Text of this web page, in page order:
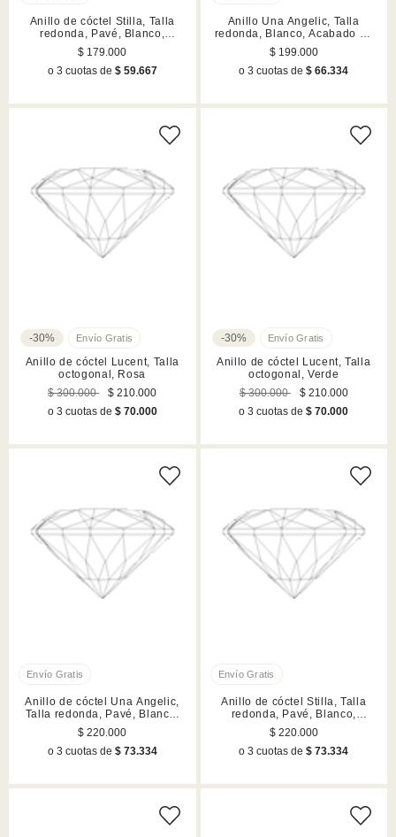
Anillo de cóctel Stilla, Talla
redonda, Pavé, Blanco,
Acabado en tono oro
$ 179.000
o 3 cuotas de $ 59.667
Anillo Una Angelic, Talla
redonda, Blanco, Acabado en
rodio
$ 199.000
o 3 cuotas de$ 66.334
-30%
Anillo de cóctel Lucent, Talla
octogonal, Rosa
$ 300.000
$ 210.000
o 3 cuotas de $ 70.000
-30%
Anillo de cóctel Lucent, Talla
octogonal, Verde
$ 300.000
$ 210.000
o 3 cuotas de$ 70.000
Anillo de cóctel Una Angelic,
Talla redonda, Pavé, Blanco,
Acabado en tono oro rosa
$ 220.000
o 3 cuotas de $ 73.334
Anillo de cóctel Stilla, Talla
redonda, Pavé, Blanco,
Acabado en tono oro rosa
$ 220.000
o 3 cuotas de$ 73.334